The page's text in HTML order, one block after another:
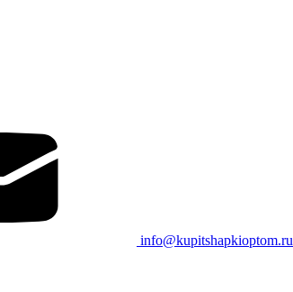
info@kupitshapkioptom.ru